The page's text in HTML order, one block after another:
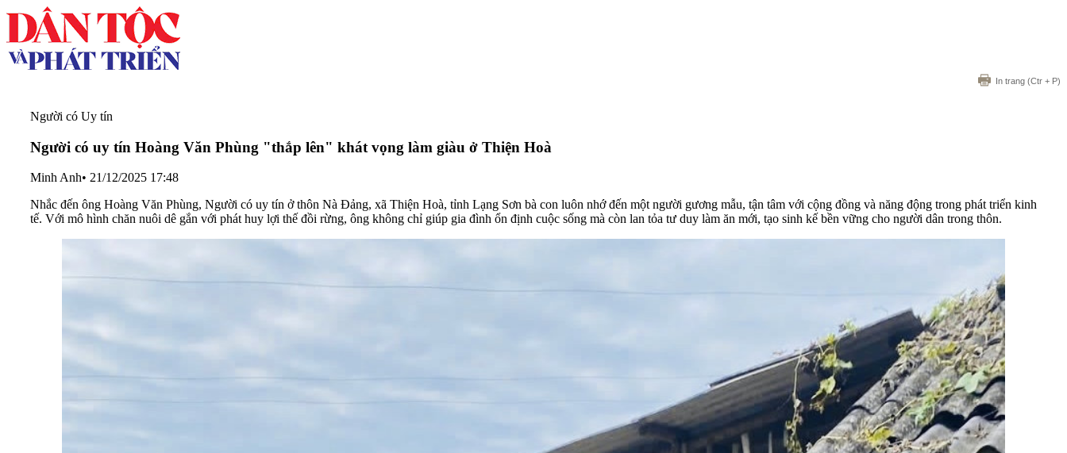
In trang (Ctr + P)
Người có Uy tín
Người có uy tín Hoàng Văn Phùng "thắp lên" khát vọng làm giàu ở Thiện Hoà
Minh Anh• 21/12/2025 17:48
Nhắc đến ông Hoàng Văn Phùng, Người có uy tín ở thôn Nà Đảng, xã Thiện Hoà, tỉnh Lạng Sơn bà con luôn nhớ đến một người gương mẫu, tận tâm với cộng đồng và năng động trong phát triển kinh
tế. Với mô hình chăn nuôi dê gắn với phát huy lợi thế đồi rừng, ông không chỉ giúp gia đình ổn định cuộc sống mà còn lan tỏa tư duy làm ăn mới, tạo sinh kế bền vững cho người dân trong thôn.